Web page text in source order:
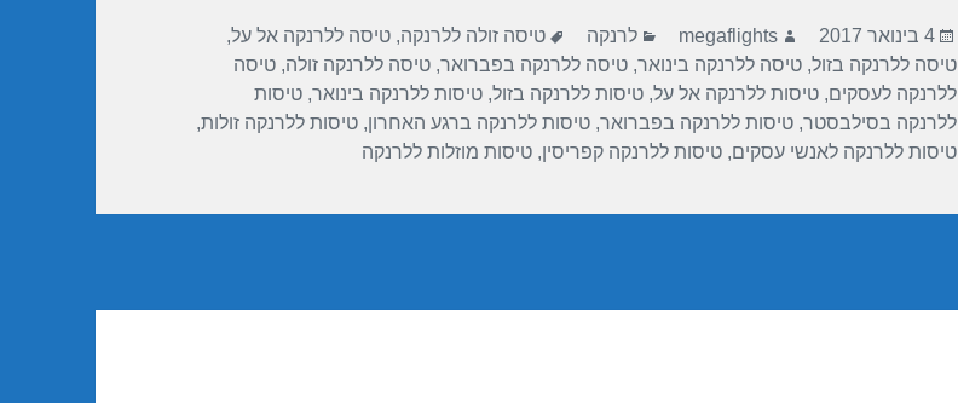
o
o
k
m
p
p
פורסם
בתאריך
4 בינואר 2017 מחבר
megaflights קטגוריות
לרנקה תגיות
טיסה זולה ללרנקה,טיסה ללרנקה אל על,
טיסה ללרנקה בזול,טיסה ללרנקה בינואר,טיסה ללרנקה בפברואר,טיסה ללרנקה זולה,טיסה
ללרנקה לעסקים,טיסות ללרנקה אל על,טיסות ללרנקה בזול,טיסות ללרנקה בינואר,טיסות
ללרנקה בסילבסטר,טיסות ללרנקה בפברואר,טיסות ללרנקה ברגע האחרון,טיסות ללרנקה זולות,
טיסות ללרנקה לאנשי עסקים,טיסות ללרנקה קפריסין,טיסות מוזלות ללרנקה